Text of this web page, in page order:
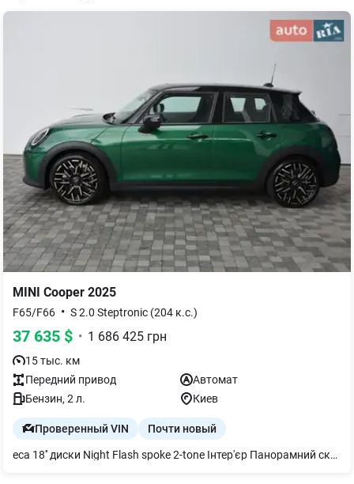
MINI Cooper 2025
F65/F66 • S 2.0 Steptronic (204 к.с.)
37 635 $ • 1 686 425 грн
15 тыс. км
Передний привод
Автомат
Бензин, 2 л. Киев
Проверенный VIN Почти новый
еса 18'' диски Night Flash spoke 2-tone Інтер'єр Панорамний скляний люк з електроприводом, Екстер'єр Чорний дах, Оптика Cвітлодіодні фари з розширеним змістом, Мультимедіа та зв'язок Акустична система 'Harman Kardon',Бездротова зарядка з охолодженням пристрою,